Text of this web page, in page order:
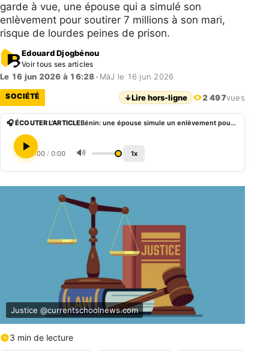
garde à vue, une épouse qui a simulé son
enlèvement pour soutirer 7 millions à son mari,
risque de lourdes peines de prison.
Edouard Djogbénou
Voir tous ses articles
Le 16 jun 2026 à 16:28• MàJ le 16 jun 2026
SOCIÉTÉ ↓Lire hors-ligne 2 497vues
🎧 ÉCOUTER L'ARTICLE Bénin: une épouse simule un enlèvement pour soutirer 7millions à son mari
0:00 / 0:00 🔊 1x
Justice @currentschoolnews.com
3 min de lecture